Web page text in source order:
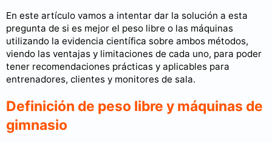
En este artículo vamos a intentar dar la solución a esta
pregunta de si es mejor el peso libre o las máquinas
utilizando la evidencia científica sobre ambos métodos,
viendo las ventajas y limitaciones de cada uno, para poder
tener recomendaciones prácticas y aplicables para
entrenadores, clientes y monitores de sala.
Definición de peso libre y máquinas de
gimnasio